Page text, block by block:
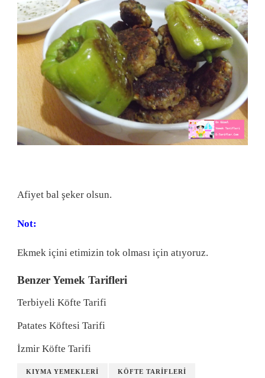
Afiyet bal şeker olsun.
Not:
Ekmek içini etimizin tok olması için atıyoruz.
Benzer Yemek Tarifleri
Terbiyeli Köfte Tarifi
Patates Köftesi Tarifi
İzmir Köfte Tarifi
KIYMA YEMEKLERI KÖFTE TARIFLERI